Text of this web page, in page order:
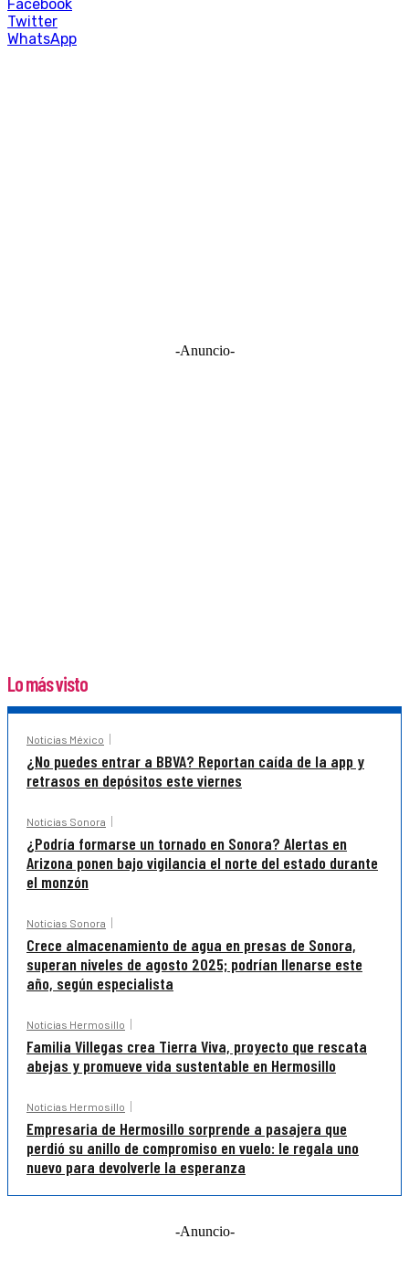
Facebook
Twitter
WhatsApp
-Anuncio-
Lo más visto
Noticias México
¿No puedes entrar a BBVA? Reportan caída de la app y
retrasos en depósitos este viernes
Noticias Sonora
¿Podría formarse un tornado en Sonora? Alertas en
Arizona ponen bajo vigilancia el norte del estado durante
el monzón
Noticias Sonora
Crece almacenamiento de agua en presas de Sonora,
superan niveles de agosto 2025; podrían llenarse este
año, según especialista
Noticias Hermosillo
Familia Villegas crea Tierra Viva, proyecto que rescata
abejas y promueve vida sustentable en Hermosillo
Noticias Hermosillo
Empresaria de Hermosillo sorprende a pasajera que
perdió su anillo de compromiso en vuelo: le regala uno
nuevo para devolverle la esperanza
-Anuncio-